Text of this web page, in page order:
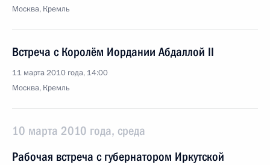
Москва, Кремль
Встреча с Королём Иордании Абдаллой II
11 марта 2010 года, 14:00
Москва, Кремль
10 марта 2010 года, среда
Рабочая встреча с губернатором Иркутской